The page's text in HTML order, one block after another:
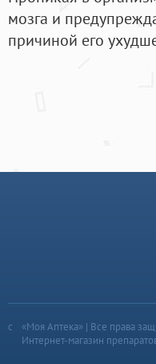
мозга и
причиной его
«Моя Аптека» | Все права
Интернет-магазин